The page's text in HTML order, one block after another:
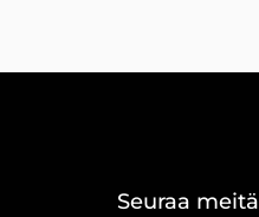
Seuraa meitä